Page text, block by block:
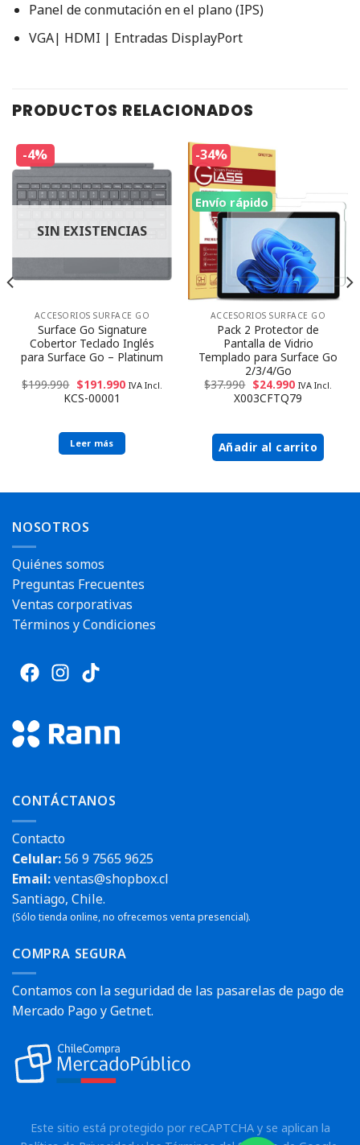
Panel de conmutación en el plano (IPS)
VGA| HDMI | Entradas DisplayPort
PRODUCTOS RELACIONADOS
-4%
SIN EXISTENCIAS
ACCESORIOS SURFACE GO
Surface Go Signature
Cobertor Teclado Inglés
para Surface Go – Platinum
$199.990 $191.990 IVA Incl.
KCS-00001
Leer más
-34%
Envío rápido
ACCESORIOS SURFACE GO
Pack 2 Protector de
Pantalla de Vidrio
Templado para Surface Go
2/3/4/Go
$37.990 $24.990 IVA Incl.
X003CFTQ79
Añadir al carrito
NOSOTROS
Quiénes somos
Preguntas Frecuentes
Ventas corporativas
Términos y Condiciones
CONTÁCTANOS
Contacto
Celular:56 9 7565 9625
Email:ventas@shopbox.cl
Santiago, Chile.
(Sólo tienda online, no ofrecemos venta presencial).
COMPRA SEGURA
Contamos con la seguridad de las pasarelas de pago de
Mercado Pago y Getnet.
Este sitio está protegido por reCAPTCHA y se aplican la